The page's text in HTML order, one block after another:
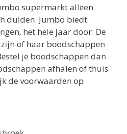
supermarkt alleen
dulden. Jumbo biedt
het hele jaar door. De
of haar boodschappen
je boodschappen dan
afhalen of thuis
de voorwaarden op